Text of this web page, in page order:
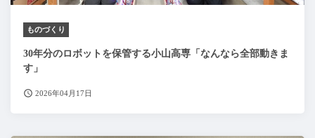
ものづくり
30年分のロボットを保管する小山高専「なんなら全部動きま
す」
2026年04月17日